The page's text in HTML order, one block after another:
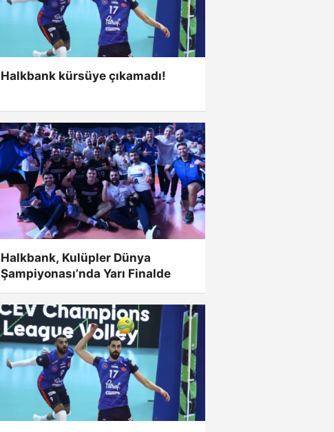
Halkbank kürsüye çıkamadı!
Halkbank, Kulüpler Dünya
Şampiyonası’nda Yarı Finalde